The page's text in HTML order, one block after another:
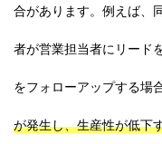
合があります。例えば、
者が営業担当者にリード
をフォローアップする場
が発生し、生産性が低下